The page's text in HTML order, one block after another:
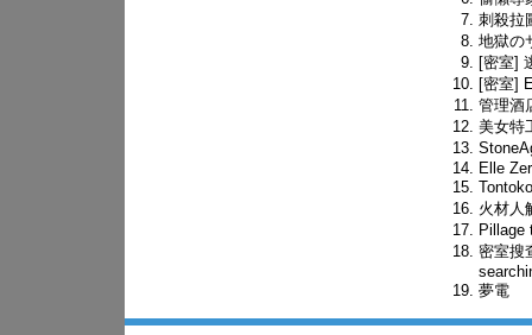
刺殺拉
地獄の
[密室]
[密室]
管理酒
美女特
Elle
火材人
Pillage
密室搜
夢電